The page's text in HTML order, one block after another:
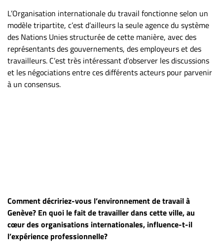
L’Organisation internationale du travail fonctionne selon un
modèle tripartite, c’est d’ailleurs la seule agence du système
des Nations Unies structurée de cette manière, avec des
représentants des gouvernements, des employeurs et des
travailleurs. C’est très intéressant d’observer les discussions
et les négociations entre ces différents acteurs pour parvenir
à un consensus.
Comment décririez-vous l’environnement de travail à
Genève? En quoi le fait de travailler dans cette ville, au
cœur des organisations internationales, influence-t-il
l’expérience professionnelle?